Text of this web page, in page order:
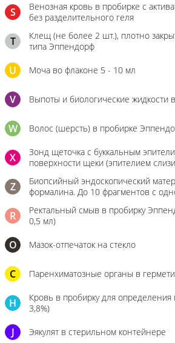
S
Венозная кровь в пробирке с
без разделительного геля
T
Клещ (не более 2 шт.), плотно
типа Эппендорф
U Моча во флаконе 5 - 10 мл
V Выпоты и биологические жидкости
W Волос (шерсть) в пробирке
X
Зонд щеточка с буккальным
поверхности щеки (эпителием
Z
Биопсийный эндоскопический
формалина. До 10 фрагментов с
R
Ректальный смыв в пробирку
0,5 мл)
О Мазок-отпечаток на стекло
C Паренхиматозные органы в
H
Кровь в пробирку для определения
3,8%)
J Эякулят в стерильном контейнере